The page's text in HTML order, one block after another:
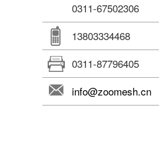
0311-67502306
13803334468
0311-87796405
info@zoomesh.cn